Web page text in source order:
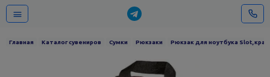
Главная Каталог сувениров Сумки Рюкзаки Рюкзак для ноутбука Slot,